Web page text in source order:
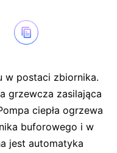
w postaci zbiornika.
grzewcza zasilająca
ciepła ogrzewa
buforowego i w
jest automatyka